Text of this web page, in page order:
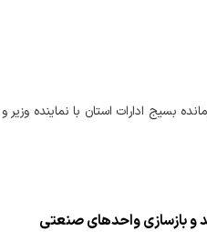
بسیج ادارات استان با نماینده وزیر
و بازسازی واحدهای صنعتی